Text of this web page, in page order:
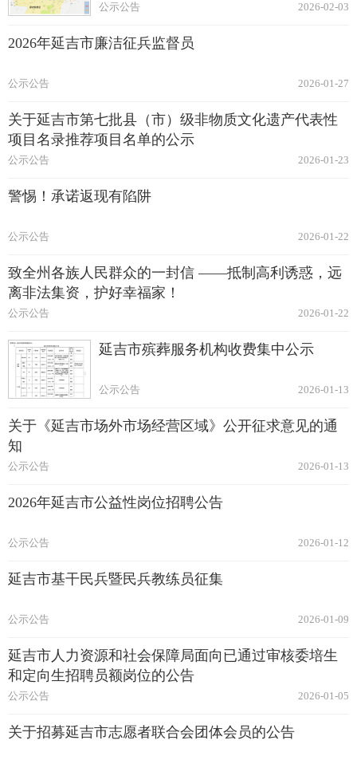
2026-02-03
公示公告
2026年延吉市廉洁征兵监督员
2026-01-27
公示公告
关于延吉市第七批县（市）级非物质文化遗产代表性
项目名录推荐项目名单的公示
2026-01-23
公示公告
警惕！承诺返现有陷阱
2026-01-22
公示公告
致全州各族人民群众的一封信 ——抵制高利诱惑，远
离非法集资‌，护好幸福家！
2026-01-22
公示公告
延吉市殡葬服务机构收费集中公示
2026-01-13
公示公告
关于《延吉市场外市场经营区域》公开征求意见的通
知
2026-01-13
公示公告
2026年延吉市公益性岗位招聘公告
2026-01-12
公示公告
延吉市基干民兵暨民兵教练员征集
2026-01-09
公示公告
延吉市人力资源和社会保障局面向已通过审核委培生
和定向生招聘员额岗位的公告
2026-01-05
公示公告
关于招募延吉市志愿者联合会团体会员的公告